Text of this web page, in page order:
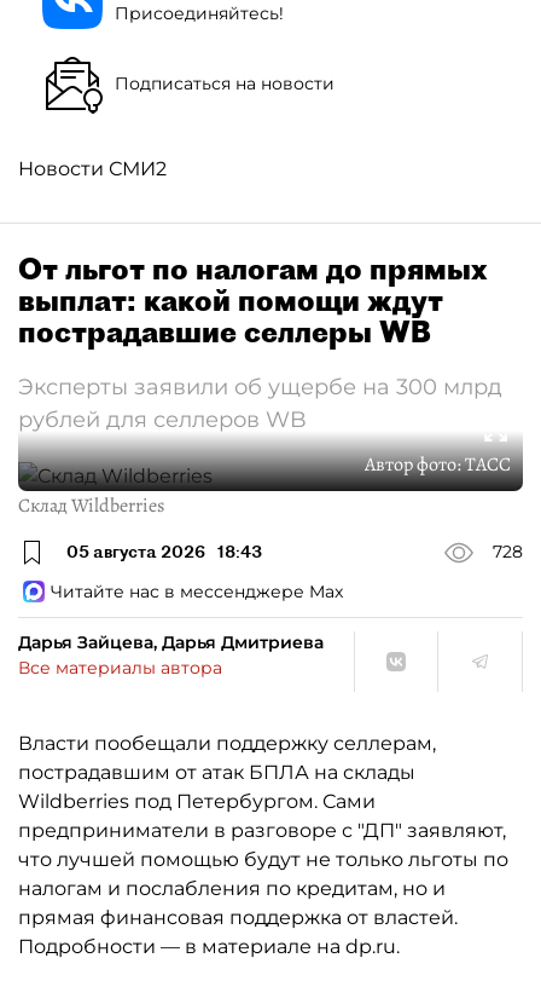
Присоединяйтесь!
Подписаться на новости
Новости СМИ2
От льгот по налогам до прямых
выплат: какой помощи ждут
пострадавшие селлеры WB
Эксперты заявили об ущербе на 300 млрд
рублей для селлеров WB
Автор фото:ТАСС
Склад Wildberries
05 августа 2026 18:43
728
Читайте нас в мессенджере Max
Дарья Зайцева, Дарья Дмитриева
Все материалы автора
Власти пообещали поддержку селлерам,
пострадавшим от атак БПЛА на склады
Wildberries под Петербургом. Сами
предприниматели в разговоре с "ДП" заявляют,
что лучшей помощью будут не только льготы по
налогам и послабления по кредитам, но и
прямая финансовая поддержка от властей.
Подробности — в материале на dp.ru.